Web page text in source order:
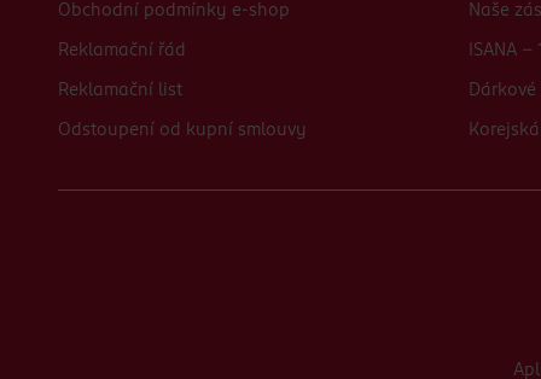
Obchodní podmínky e-shop
Reklamační řád
Reklamační list
Odstoupení od kupní smlouvy
Naše
ISANA